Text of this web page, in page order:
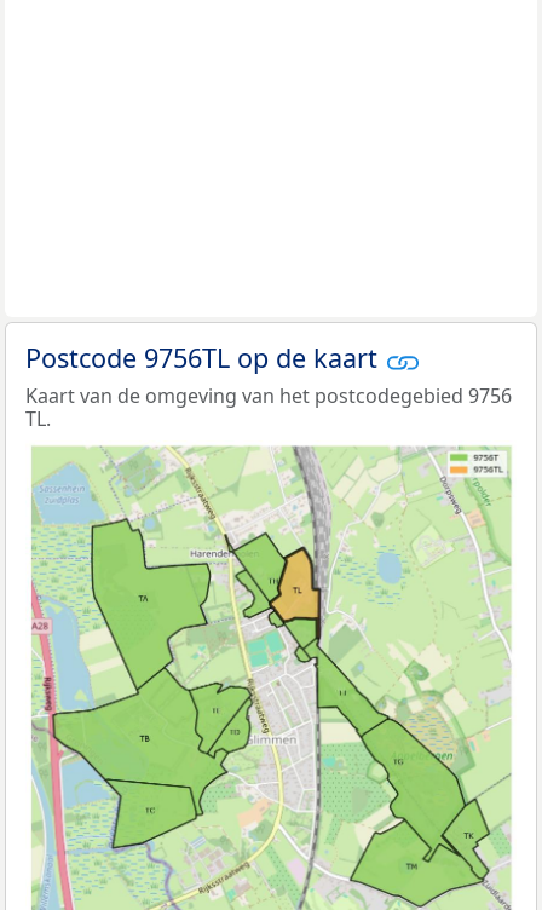
Postcode 9756TL op de kaart
Kaart van de omgeving van het postcodegebied 9756
TL.